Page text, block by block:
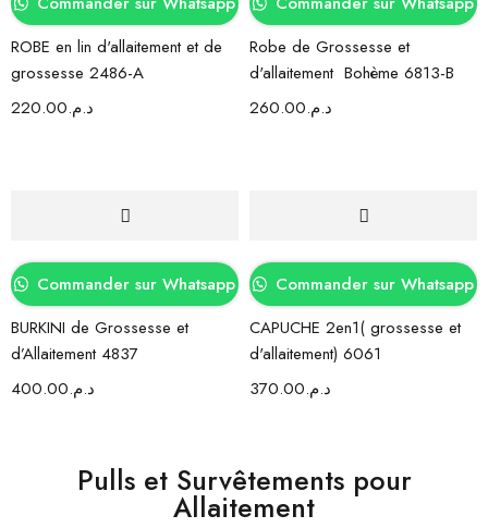
ROBE en lin d'allaitement et de
grossesse 2486-A
د.م.220.00
Robe de Grossesse et
d'allaitement Bohème 6813-B
د.م.260.00
Commander sur Whatsapp
BURKINI de Grossesse et
d’Allaitement 4837
د.م.400.00
Commander sur Whatsapp
CAPUCHE 2en1( grossesse et
d'allaitement) 6061
د.م.370.00
Pulls et Survêtements pour
Allaitement